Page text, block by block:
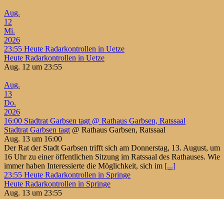
Aug.
12
Mi.
2026
23:55 Heute Radarkontrollen in Uetze
Heute Radarkontrollen in Uetze
Aug. 12 um 23:55
Aug.
13
Do.
2026
16:00 Stadtrat Garbsen tagt @ Rathaus Garbsen, Ratssaal
Stadtrat Garbsen tagt @ Rathaus Garbsen, Ratssaal
Aug. 13 um 16:00
Der Rat der Stadt Garbsen trifft sich am Donnerstag, 13. August, um
16 Uhr zu einer öffentlichen Sitzung im Ratssaal des Rathauses. Wie
immer haben Interessierte die Möglichkeit, sich im [...]
23:55 Heute Radarkontrollen in Springe
Heute Radarkontrollen in Springe
Aug. 13 um 23:55